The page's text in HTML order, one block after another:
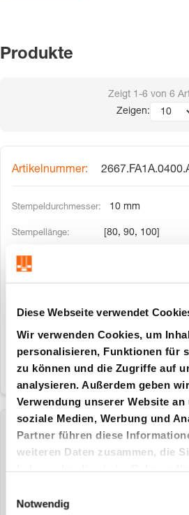
Diese Webseite verwendet
Wir verwenden Cookies, um
personalisieren, Funktionen für
zu können und die Zugriffe auf
analysieren. Außerdem geben
Verwendung unserer Website
soziale Medien, Werbung und
Partner führen diese
weiteren Daten zusammen, die
Notwendig
Produkte
Zeigt 1-6 von 6
Zeigen:
10 mm
[80, 90, 100]
[{no=37,
name=lang}]